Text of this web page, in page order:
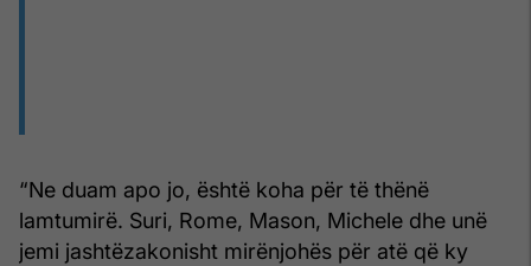
“Ne duam apo jo, është koha për të thënë
lamtumirë. Suri, Rome, Mason, Michele dhe unë
jemi jashtëzakonisht mirënjohës për atë që ky